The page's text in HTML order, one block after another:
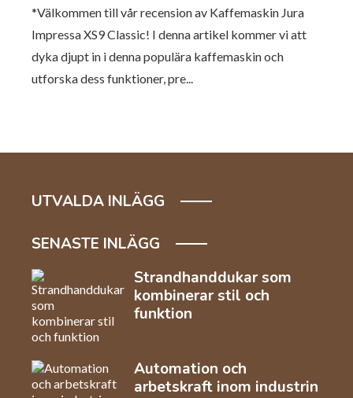
*Välkommen till vår recension av Kaffemaskin Jura
Impressa XS9 Classic! I denna artikel kommer vi att
dyka djupt in i denna populära kaffemaskin och
utforska dess funktioner, pre...
UTVALDA INLÄGG
SENASTE INLÄGG
Strandhanddukar som
kombinerar stil och
funktion
Automation och
arbetskraft inom industrin